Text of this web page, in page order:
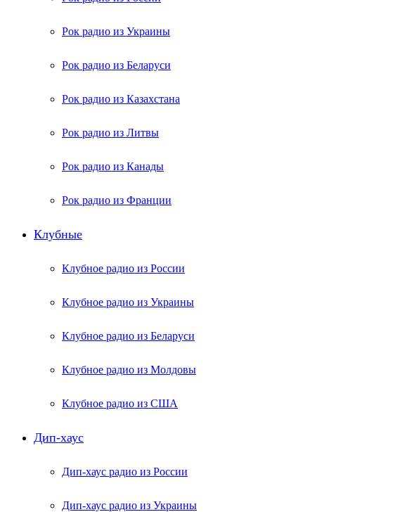
Рок радио из Украины
Рок радио из Беларуси
Рок радио из Казахстана
Рок радио из Литвы
Рок радио из Канады
Рок радио из Франции
Клубные
Клубное радио из России
Клубное радио из Украины
Клубное радио из Беларуси
Клубное радио из Молдовы
Клубное радио из США
Дип-хаус
Дип-хаус радио из России
Дип-хаус радио из Украины